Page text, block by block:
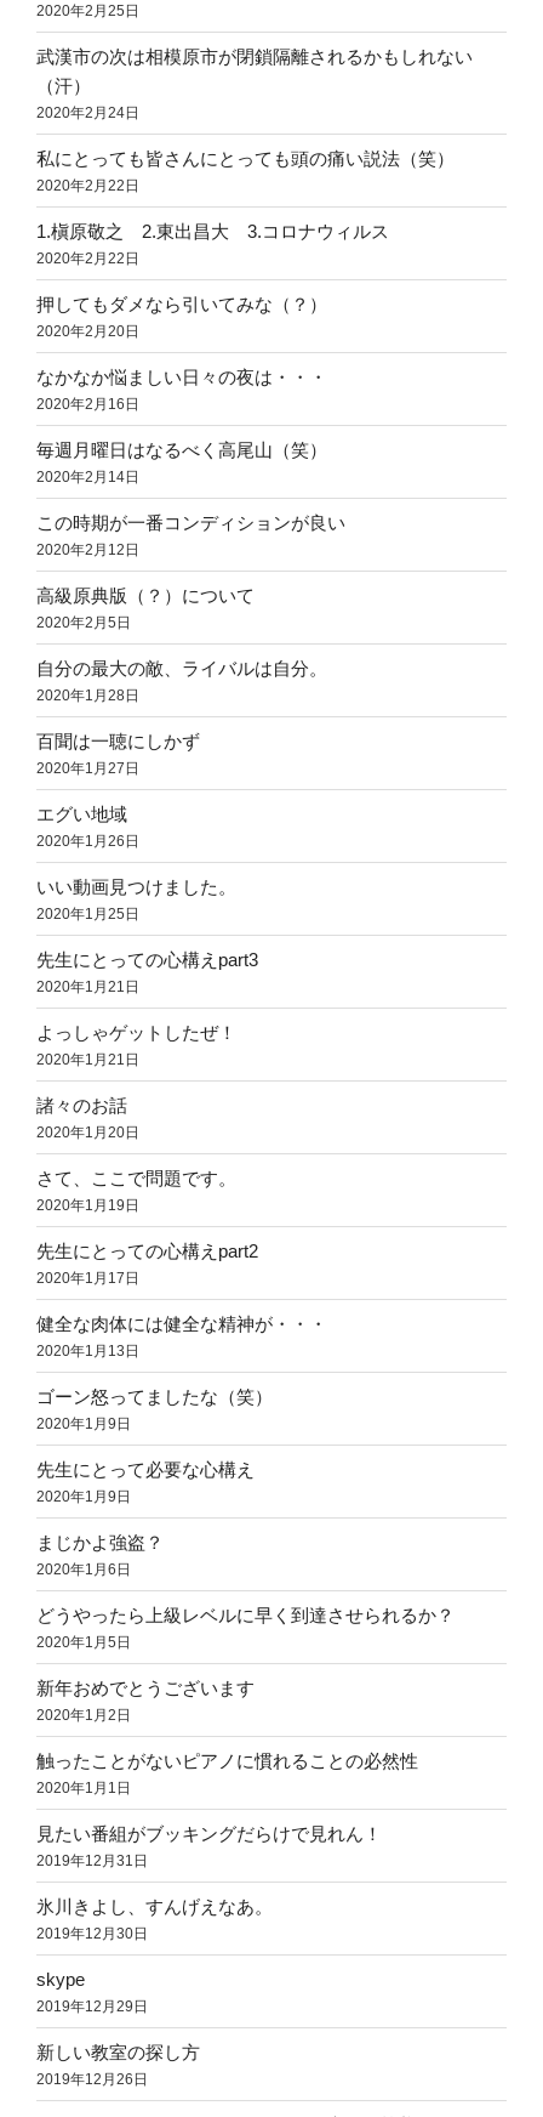
2020年2月25日
武漢市の次は相模原市が閉鎖隔離されるかもしれない
（汗）
2020年2月24日
私にとっても皆さんにとっても頭の痛い説法（笑）
2020年2月22日
1.槇原敬之 2.東出昌大 3.コロナウィルス
2020年2月22日
押してもダメなら引いてみな（？）
2020年2月20日
なかなか悩ましい日々の夜は・・・
2020年2月16日
毎週月曜日はなるべく高尾山（笑）
2020年2月14日
この時期が一番コンディションが良い
2020年2月12日
高級原典版（？）について
2020年2月5日
自分の最大の敵、ライバルは自分。
2020年1月28日
百聞は一聴にしかず
2020年1月27日
エグい地域
2020年1月26日
いい動画見つけました。
2020年1月25日
先生にとっての心構えpart3
2020年1月21日
よっしゃゲットしたぜ！
2020年1月21日
諸々のお話
2020年1月20日
さて、ここで問題です。
2020年1月19日
先生にとっての心構えpart2
2020年1月17日
健全な肉体には健全な精神が・・・
2020年1月13日
ゴーン怒ってましたな（笑）
2020年1月9日
先生にとって必要な心構え
2020年1月9日
まじかよ強盗？
2020年1月6日
どうやったら上級レベルに早く到達させられるか？
2020年1月5日
新年おめでとうございます
2020年1月2日
触ったことがないピアノに慣れることの必然性
2020年1月1日
見たい番組がブッキングだらけで見れん！
2019年12月31日
氷川きよし、すんげえなあ。
2019年12月30日
skype
2019年12月29日
新しい教室の探し方
2019年12月26日